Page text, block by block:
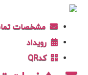
مشخصات
رویداد
کدQR